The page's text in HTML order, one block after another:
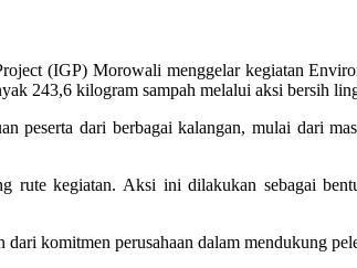
(IGP) Morowali menggelar kegiatan
243,6 kilogram sampah melalui aksi bersih
peserta dari berbagai kalangan, mulai dari
rute kegiatan. Aksi ini dilakukan sebagai
komitmen perusahaan dalam mendukung